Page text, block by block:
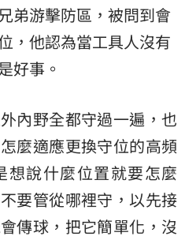
弟游擊防區，被問到會
，他認為當工具人沒有
好事。
內野全都守過一遍，也
麼適應更換守位的高頻
想說什麼位置就要怎麼
要管從哪裡守，以先接
傳球，把它簡單化，沒